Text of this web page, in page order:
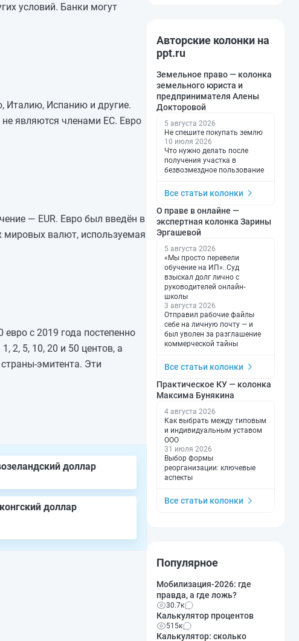
условий. Банки могут
Италию, Испанию и другие.
являются членами ЕС. Евро
— EUR. Евро был введён в
мировых валют, используемая
с 2019 года постепенно
5, 10, 20 и 50 центов, а
эмитента. Эти
доллар
доллар
Авторские колонки на
ppt.ru
Земельное право — колонка
земельного юриста и
предпринимателя Алены
Докторовой
5 августа 2026
Не спешите покупать землю
10 июля 2026
Что нужно делать после
получения участка в
безвозмездное пользование
Все статьи колонки
О праве в онлайне —
экспертная колонка Зарины
Эргашевой
5 августа 2026
«Мы просто перевели
обучение на ИП». Суд
взыскал долг лично с
руководителей онлайн-
школы
3 августа 2026
Отправил рабочие файлы
себе на личную почту — и
был уволен за разглашение
коммерческой тайны
Все статьи колонки
Практическое КУ — колонка
Максима Бунякина
4 августа 2026
Как выбрать между типовым
и индивидуальным уставом
ООО
31 июля 2026
Выбор формы
реорганизации: ключевые
аспекты
Все статьи колонки
Популярное
Мобилизация-2026: где
правда, а где ложь?
30.7к
Калькулятор процентов
515к
Калькулятор: сколько